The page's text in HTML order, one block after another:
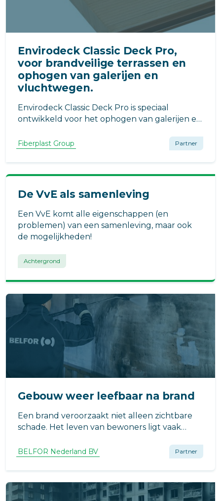
Envirodeck Classic Deck Pro,
voor brandveilige terrassen en
ophogen van galerijen en
vluchtwegen.
Envirodeck Classic Deck Pro is speciaal
ontwikkeld voor het ophogen van galerijen en
Pro perfect voor terrassen en balkons. Dankzij
de hoge brandklasse is het geschikt voor
vluchtwegen op hoogte (Cfl-s1-d0).
Fiberplast Group Partner
De VvE als samenleving
Een VvE komt alle eigenschappen (en
problemen) van een samenleving, maar ook
de mogelijkheden!
Achtergrond
Gebouw weer leefbaar na brand
Een brand veroorzaakt niet alleen zichtbare
schade. Het leven van bewoners ligt vaak
veiligheid van het gebouw. De brand is
geblust, maar het échte herstel begint dan
pas.
BELFOR Nederland BV Partner